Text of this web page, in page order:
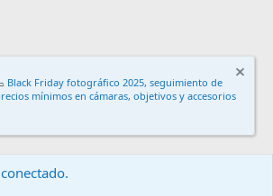
Black Friday fotográfico 2025, seguimiento de
mínimos en cámaras, objetivos y accesorios